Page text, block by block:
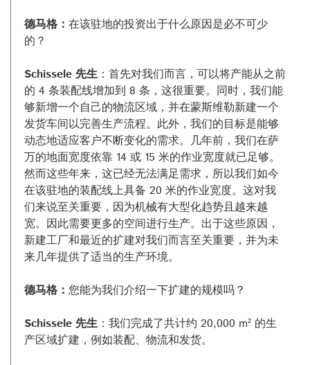
德马格： 在该驻地的投资出于什么原因是必不可少
的？
Schissele 先生 ：首先对我们而言，可以将产能从之前
的 4 条装配线增加到 8 条，这很重要。同时，我们能
够新增一个自己的物流区域，并在蒙斯维勒新建一个
发货车间以完善生产流程。此外，我们的目标是能够
动态地适应客户不断变化的需求。几年前，我们在萨
万的地面宽度依靠 14 或 15 米的作业宽度就已足够。
然而这些年来，这已经无法满足需求，所以我们如今
在该驻地的装配线上具备 20 米的作业宽度。这对我
们来说至关重要，因为机械有大型化趋势且越来越
宽。因此需要更多的空间进行生产。出于这些原因，
新建工厂和最近的扩建对我们而言至关重要，并为未
来几年提供了适当的生产环境。
德马格： 您能为我们介绍一下扩建的规模吗？
Schissele 先生 ：我们完成了共计约 20,000 m² 的生
产区域扩建，例如装配、物流和发货。